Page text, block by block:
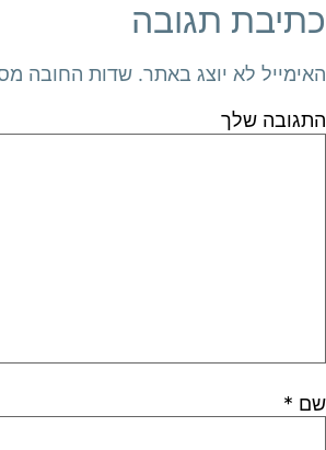
כתיבת תגובה
האימייל לא יוצג באתר. שדות החובה
התגובה שלך
שם *